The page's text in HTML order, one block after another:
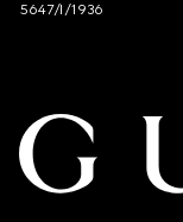
5647/I/1936